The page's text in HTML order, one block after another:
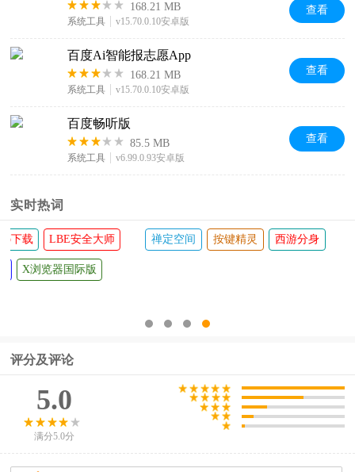
查看
查看
168.21 MB
系统工具 v15.70.0.10安卓版
查看
百度Ai智能报志愿App
168.21 MB
系统工具 v15.70.0.10安卓版
查看
百度畅听版
85.5 MB
系统工具 v6.99.0.93安卓版
查看
实时热词
禅定空间 按键精灵 西游分身
评分及评论
5.0
满分5.0分